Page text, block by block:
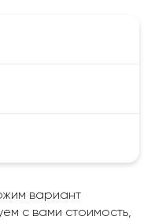
вариант
с вами стоимость,